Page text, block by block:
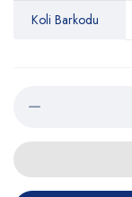
Koli Barkodu